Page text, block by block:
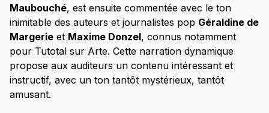
Maubouché, est ensuite commentée avec le ton
inimitable des auteurs et journalistes pop Géraldine de
Margerie et Maxime Donzel, connus notamment
pour Tutotal sur Arte. Cette narration dynamique
propose aux auditeurs un contenu intéressant et
instructif, avec un ton tantôt mystérieux, tantôt
amusant.